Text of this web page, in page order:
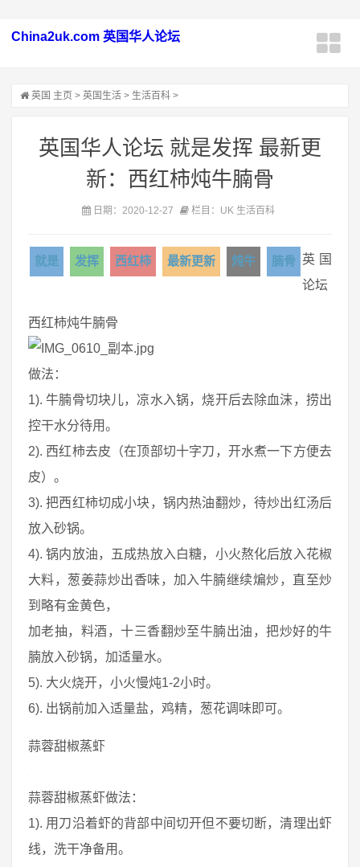
China2uk.com 英国华人论坛
英国 主页 > 英国生活 > 生活百科 >
英国华人论坛 就是发挥 最新更
新：西红柿炖牛腩骨
日期：2020-12-27 栏目：UK 生活百科
就是 发挥 西红柿 最新更新 炖牛 腩骨 英国
论坛
西红柿炖牛腩骨
做法：
1). 牛腩骨切块儿，凉水入锅，烧开后去除血沫，捞出
控干水分待用。
2). 西红柿去皮（在顶部切十字刀，开水煮一下方便去
皮）。
3). 把西红柿切成小块，锅内热油翻炒，待炒出红汤后
放入砂锅。
4). 锅内放油，五成热放入白糖，小火熬化后放入花椒
大料，葱姜蒜炒出香味，加入牛腩继续煸炒，直至炒
到略有金黄色，
加老抽，料酒，十三香翻炒至牛腩出油，把炒好的牛
腩放入砂锅，加适量水。
5). 大火烧开，小火慢炖1-2小时。
6). 出锅前加入适量盐，鸡精，葱花调味即可。
蒜蓉甜椒蒸虾
蒜蓉甜椒蒸虾做法：
1). 用刀沿着虾的背部中间切开但不要切断，清理出虾
线，洗干净备用。